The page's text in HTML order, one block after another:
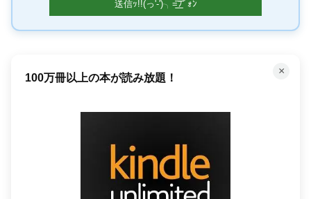
「聴く」読書で時間を有効活用